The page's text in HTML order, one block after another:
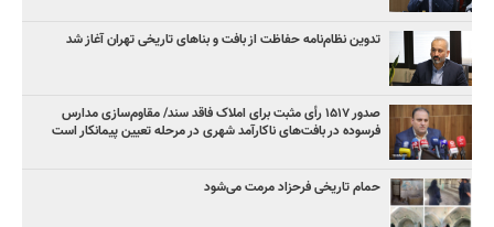
تدوین نظام‌نامه حفاظت از بافت و بناهای تاریخی تهران آغاز شد
صدور ۱۵۱۷ رأی مثبت برای املاک فاقد سند/ مقاوم‌سازی مدارس
فرسوده در بافت‌های ناکارآمد شهری در مرحله تعیین پیمانکار است
حمام تاریخی فرحزاد مرمت می‌شود